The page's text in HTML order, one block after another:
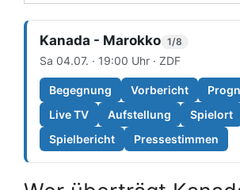
Kanada - Marokko 1/8
Sa 04.07. · 19:00 Uhr · ZDF
Begegnung Vorbericht
Live TV
Aufstellung
Spielort
Spielbericht
Pressestimmen